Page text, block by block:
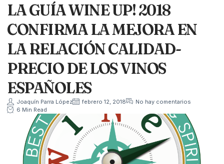
LA GUÍA WINE UP! 2018
CONFIRMA LA MEJORA EN
LA RELACIÓN CALIDAD-
PRECIO DE LOS VINOS
ESPAÑOLES
Joaquín Parra López febrero 12, 2018
No hay comentarios
6 Min Read